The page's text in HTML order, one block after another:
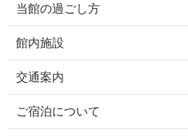
当館の過ごし方
館内施設
交通案内
ご宿泊について